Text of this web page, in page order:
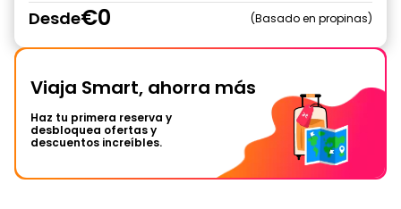
Desde€0 Basado en propinas
Viaja Smart, ahorra más
Haz tu primera reserva y
desbloquea ofertas y
descuentos increíbles.